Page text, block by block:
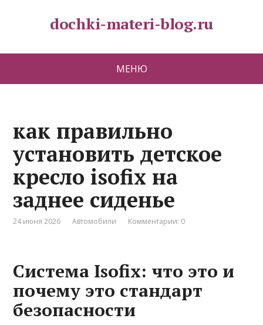
dochki-materi-blog.ru
МЕНЮ
как правильно
установить детское
кресло isofix на
заднее сиденье
24 июня 2026 Автомобили Комментарии: 0
Система Isofix: что это и
почему это стандарт
безопасности